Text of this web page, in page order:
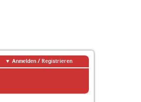
Anmelden / Registrieren